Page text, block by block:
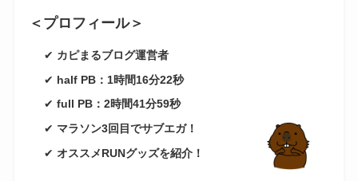
＜プロフィール＞
✔ カピまるブログ運営者
✔ half PB：1時間16分22秒
✔ full PB：2時間41分59秒
✔ マラソン3回目でサブエガ！
✔オススメRUNグッズを紹介！